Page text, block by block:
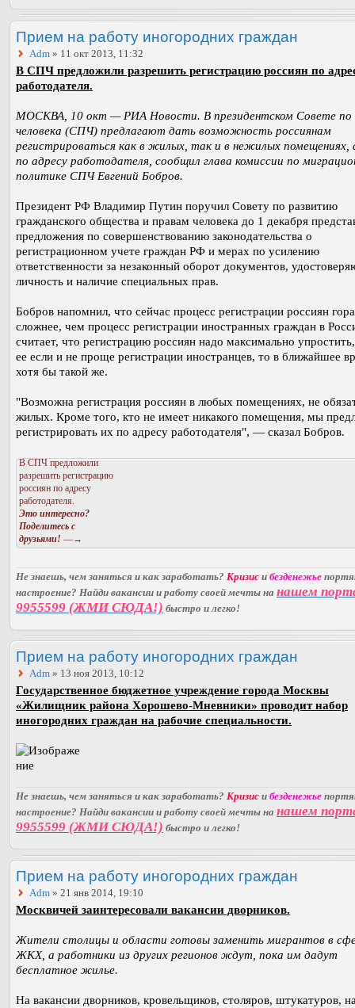
Прием на работу иногородних граждан
Adm » 11 окт 2013, 11:32
В СПЧ предложили разрешить регистрацию россиян по
работодателя.
МОСКВА, 10 окт — РИА Новости. В президентском Совете по
человека (СПЧ) предлагают дать возможность россиянам
регистрироваться как в жилых, так и в нежилых
по адресу работодателя, сообщил глава комиссии по
политике СПЧ Евгений Бобров.
Президент РФ Владимир Путин поручил Совету по развитию
гражданского общества и правам человека до 1 декабря
предложения по совершенствованию законодательства о
регистрационном учете граждан РФ и мерах по усилению
ответственности за незаконный оборот документов,
личность и наличие специальных прав.
Бобров напомнил, что сейчас процесс регистрации россиян
сложнее, чем процесс регистрации иностранных граждан в
считает, что регистрацию россиян надо максимально
ее если и не проще регистрации иностранцев, то в ближайшее
хотя бы такой же.
"Возможна регистрация россиян в любых помещениях, не
жилых. Кроме того, кто не имеет никакого помещения, мы
регистрировать их по адресу работодателя", — сказал Бобров.
В СПЧ предложили
разрешить регистрацию
россиян по адресу
работодателя.
Это интересно?
Поделитесь с
друзьями! —→
Не знаешь, чем заняться и как заработать? Кризис и безденежье
настроение? Найди вакансии и работу своей мечты на нашем
9955599 (ЖМИ СЮДА!) быстро и легко!
Прием на работу иногородних граждан
Adm » 13 ноя 2013, 10:12
Государственное бюджетное учреждение города Москвы
«Жилищник района Хорошево-Мневники» проводит набор
иногородних граждан на рабочие специальности.
Не знаешь, чем заняться и как заработать? Кризис и безденежье
настроение? Найди вакансии и работу своей мечты на нашем
9955599 (ЖМИ СЮДА!) быстро и легко!
Прием на работу иногородних граждан
Adm » 21 янв 2014, 19:10
Москвичей заинтересовали вакансии дворников.
Жители столицы и области готовы заменить мигрантов в
ЖКХ, а работники из других регионов ждут, пока им дадут
бесплатное жилье.
На вакансии дворников, кровельщиков, столяров, штукатуров,